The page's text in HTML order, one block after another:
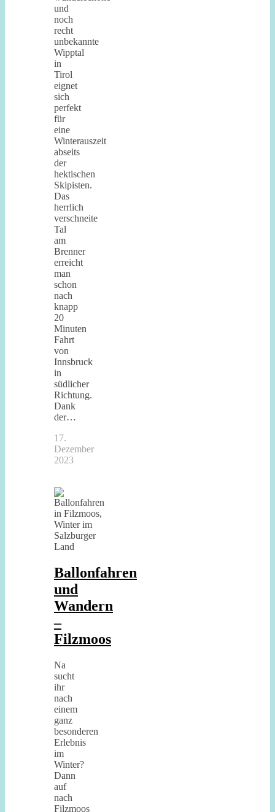
und
noch
recht
unbekannte
Wipptal
in
Tirol
eignet
sich
perfekt
für
eine
Winterauszeit
abseits
der
hektischen
Skipisten.
Das
herrlich
verschneite
Tal
am
Brenner
erreicht
man
schon
nach
knapp
20
Minuten
Fahrt
von
Innsbruck
in
südlicher
Richtung.
Dank
der…
17.
Dezember
2023
Ballonfahren
und
Wandern
–
Filzmoos
Na
sucht
ihr
nach
einem
ganz
besonderen
Erlebnis
im
Winter?
Dann
auf
nach
Filzmoos